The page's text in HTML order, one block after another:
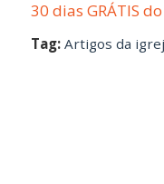
30 dias GRÁTIS
Tag: Artigos da